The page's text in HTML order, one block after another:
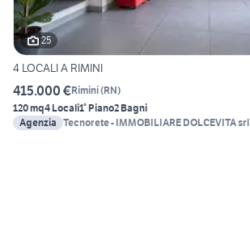
25
4 LOCALI A RIMINI
415.000 €Rimini(RN)
120 mq4 Locali1° Piano2 Bagni
Agenzia Tecnorete - IMMOBILIARE DOLCEVITA srl